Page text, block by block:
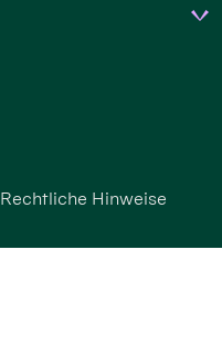
Rechtliche Hinweise